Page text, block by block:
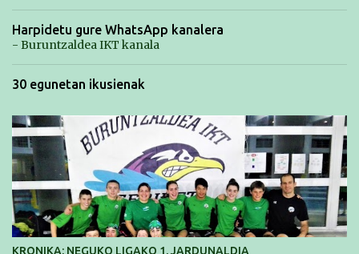
Harpidetu gure WhatsApp kanalera
- Buruntzaldea IKT kanala
30 egunetan ikusienak
KRONIKA: NEGUKO LIGAKO 1. JARDUNALDIA